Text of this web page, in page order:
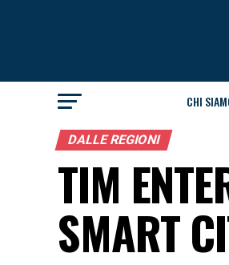
CHI
DALLE REGIONI
TIM
SMART